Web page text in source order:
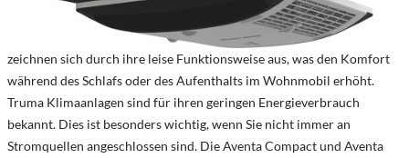
zeichnen sich durch ihre leise Funktionsweise aus, was den Komfort
während des Schlafs oder des Aufenthalts im Wohnmobil erhöht.
Truma Klimaanlagen sind für ihren geringen Energieverbrauch
bekannt. Dies ist besonders wichtig, wenn Sie nicht immer an
Stromquellen angeschlossen sind. Die Aventa Compact und Aventa